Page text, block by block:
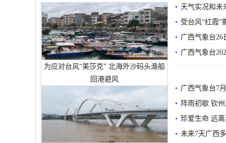
为应对台风“美莎克” 北海外沙码头渔船
回港避风
天气实况和未
受台风“红霞”
有较强降雨
广西气象台26
广西气象台
预警
广西气象台7
阵雨初歇 钦
珍爱生命 远
未来7天广西